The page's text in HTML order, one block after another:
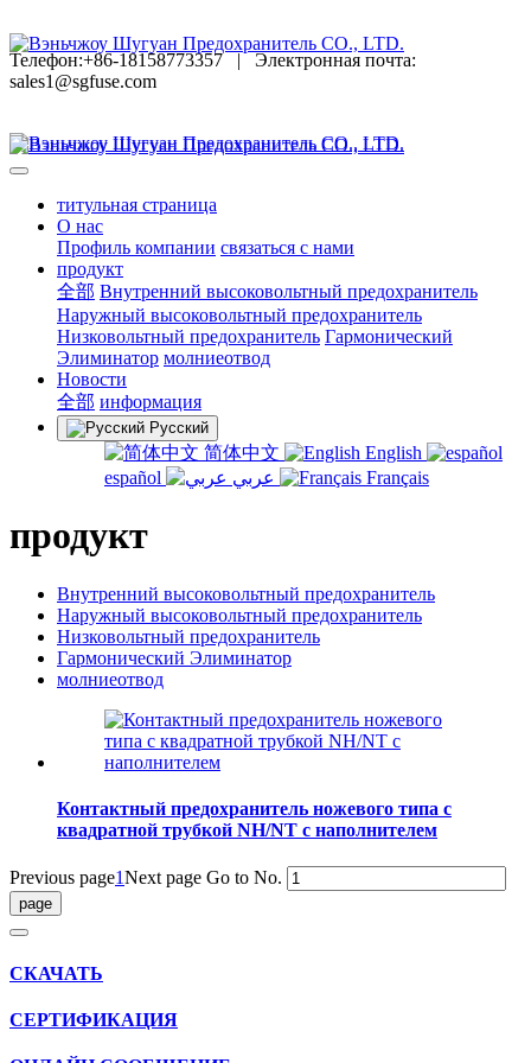
Телефон:+86-18158773357| Электронная почта:
sales1@sgfuse.com
титульная страница
O нас
Профиль компании связаться с нами
продукт
全部 Внутренний высоковольтный предохранитель
Наружный высоковольтный предохранитель
Низковольтный предохранитель Гармонический
Элиминатор молниеотвод
Новости
全部 информация
Русский
简体中文
English
español
Français
продукт
Внутренний высоковольтный предохранитель
Наружный высоковольтный предохранитель
Низковольтный предохранитель
Гармонический Элиминатор
молниеотвод
Контактный предохранитель ножевого типа с
квадратной трубкой NH/NT с наполнителем
Previous page1Next page Go to No.
СКАЧАТЬ
СЕРТИФИКАЦИЯ